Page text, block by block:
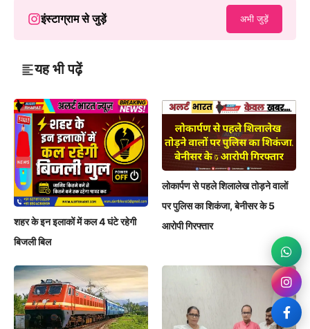
इंस्टाग्राम से जुड़ें अभी जुड़ें
यह भी पढ़ें
शहर के इन इलाकों में कल 4 घंटे रहेगी
बिजली बिल
लोकार्पण से पहले शिलालेख तोड़ने वालों
पर पुलिस का शिकंजा, बेनीसर के 5
आरोपी गिरफ्तार